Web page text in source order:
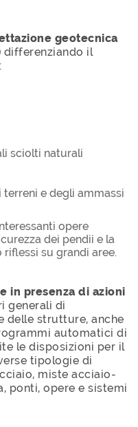
geotecnica
differenziando il
sciolti naturali
e degli ammassi
opere
dei pendii e la
su grandi aree.
in presenza di azioni
generali di
delle strutture, anche
automatici di
le disposizioni per il
tipologie di
miste acciaio-
ponti, opere e sistemi